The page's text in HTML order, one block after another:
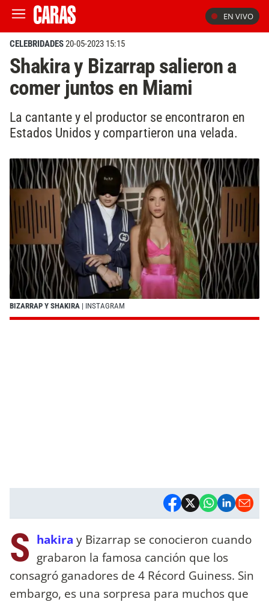
EN VIVO
CELEBRIDADES20-05-2023 15:15
Shakira y Bizarrap salieron a
comer juntos en Miami
La cantante y el productor se encontraron en
Estados Unidos y compartieron una velada.
BIZARRAP Y SHAKIRA | INSTAGRAM
S hakira y Bizarrap se conocieron cuando
grabaron la famosa canción que los
consagró ganadores de 4 Récord Guiness. Sin
embargo, es una sorpresa para muchos que